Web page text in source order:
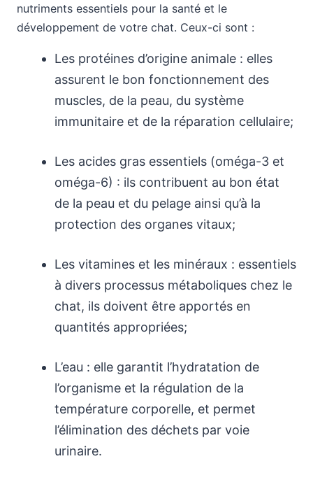
nutriments essentiels pour la santé et le
développement de votre chat. Ceux-ci sont :
Les protéines d’origine animale : elles
assurent le bon fonctionnement des
muscles, de la peau, du système
immunitaire et de la réparation cellulaire;
Les acides gras essentiels (oméga-3 et
oméga-6) : ils contribuent au bon état
de la peau et du pelage ainsi qu’à la
protection des organes vitaux;
Les vitamines et les minéraux : essentiels
à divers processus métaboliques chez le
chat, ils doivent être apportés en
quantités appropriées;
L’eau : elle garantit l’hydratation de
l’organisme et la régulation de la
température corporelle, et permet
l’élimination des déchets par voie
urinaire.